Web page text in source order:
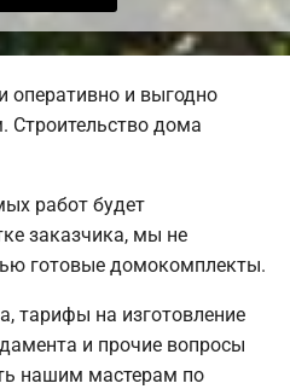
оперативно и выгодно
Строительство дома
работ будет
заказчика, мы не
готовые домокомплекты.
тарифы на изготовление
и прочие вопросы
нашим мастерам по